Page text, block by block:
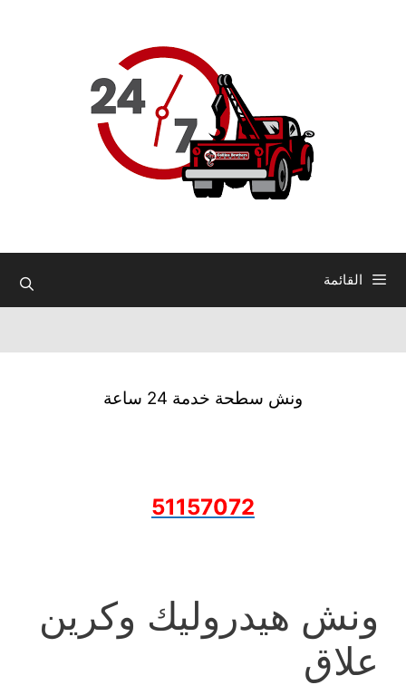
القائمة
ونش سطحة خدمة 24 ساعة
51157072
ونش هيدروليك وكرين
علاق